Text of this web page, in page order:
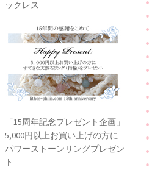
ックレス
「15周年記念プレゼント企画」
5,000円以上お買い上げの方に
パワーストーンリングプレゼン
ト